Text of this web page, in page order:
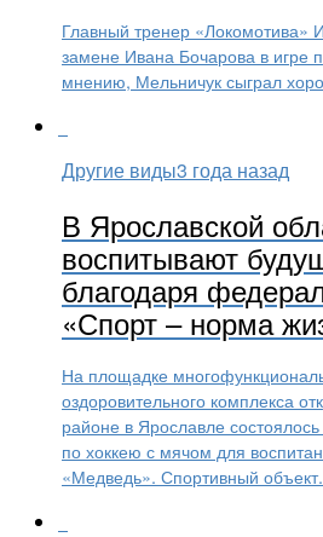
Главный тренер «Локомотива»
замене Ивана Бочарова в игре
мнению, Мельничук сыграл
Другие виды3 года назад
В Ярославской
воспитывают
благодаря
«Спорт – норма
На площадке
оздоровительного комплекса
районе в Ярославле
по хоккею с мячом для
«Медведь». Спортивный